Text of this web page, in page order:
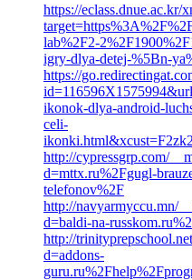
https://eclass.dnue.ac.kr/
lab%2F2-
igry-dlya-detej-%5Bn-
https://
ikonok-dlya-android-
celi-
http://cypressgrp.com/
d=mttx.ru%2Fgugl-
telefonov%2F
http://navyarmyccu.mn/
d=baldi-na-
http://
d=addons-